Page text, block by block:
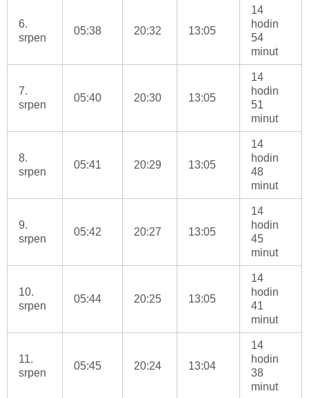
6.
srpen
05:38 20:32 13:05
14
hodin
54
minut
7.
srpen
05:40 20:30 13:05
14
hodin
51
minut
8.
srpen
05:41 20:29 13:05
14
hodin
48
minut
9.
srpen
05:42 20:27 13:05
14
hodin
45
minut
10.
srpen
05:44 20:25 13:05
14
hodin
41
minut
11.
srpen
05:45 20:24 13:04
14
hodin
38
minut